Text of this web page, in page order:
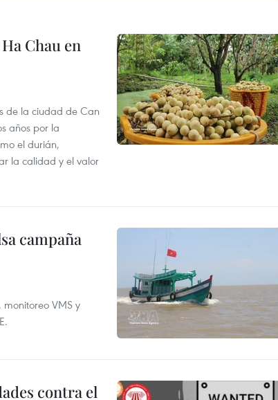
Chau en
de la ciudad de Can
años por la
el durián,
la calidad y el valor
campaña
VMS y
contra el